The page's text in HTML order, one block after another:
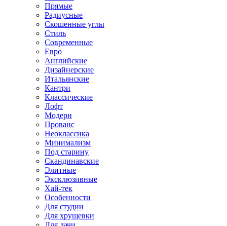
Прямые
Радиусные
Скошенные углы
Стиль
Современные
Евро
Английские
Дизайнерские
Итальянские
Кантри
Классические
Лофт
Модерн
Прованс
Неоклассика
Минимализм
Под старину
Скандинавские
Элитные
Эксклюзивные
Хай-тек
Особенности
Для студии
Для хрущевки